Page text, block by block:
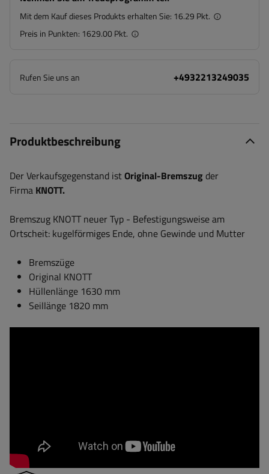
Mit dem Kauf dieses Produkts erhalten Sie: 16.29 Pkt.
Preis in Punkten: 1629.00 Pkt.
Rufen Sie uns an +4932213249035
Produktbeschreibung
Der Verkaufsgegenstand istOriginal-Bremszug der
Firma KNOTT.
Bremszug KNOTT neuer Typ - Befestigungsweise am
Ortscheit: kugelförmiges Ende, ohne Gewinde und Mutter
Bremszüge
Original KNOTT
Hüllenlänge 1630 mm
Seillänge 1820 mm